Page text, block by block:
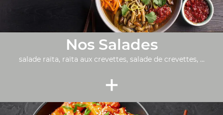
Nos Salades
salade raïta, raïta aux crevettes, salade de crevettes, ...
+